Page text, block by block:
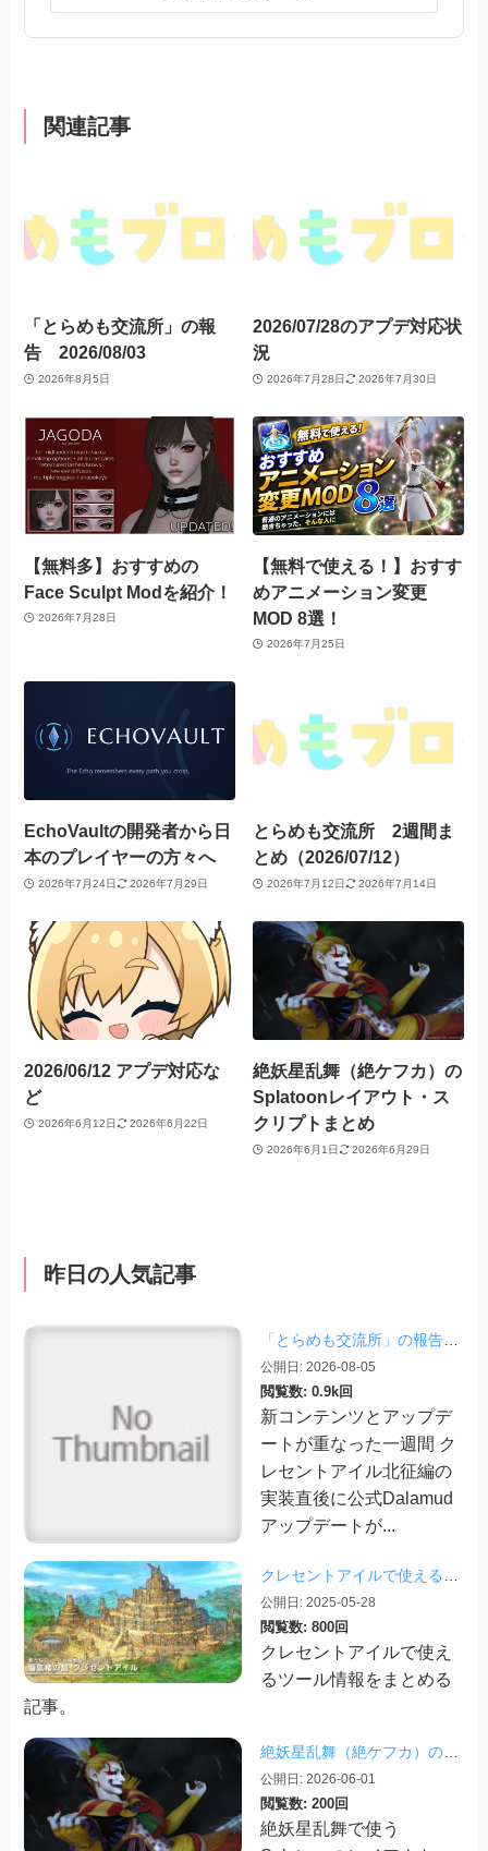
関連記事
「とらめも交流所」の報
告 2026/08/03
2026年8月5日
2026/07/28のアプデ対応状
況
2026年7月28日 2026年7月30日
【無料多】おすすめの
Face Sculpt Modを紹介！
2026年7月28日
【無料で使える！】おすす
めアニメーション変更
MOD 8選！
2026年7月25日
EchoVaultの開発者から日
本のプレイヤーの方々へ
2026年7月24日 2026年7月29日
とらめも交流所 2週間ま
とめ（2026/07/12）
2026年7月12日 2026年7月14日
2026/06/12 アプデ対応な
ど
2026年6月12日 2026年6月22日
絶妖星乱舞（絶ケフカ）の
Splatoonレイアウト・ス
クリプトまとめ
2026年6月1日 2026年6月29日
昨日の人気記事
「とらめも交流所」の報告 2026/08/03
公開日: 2026-08-05
閲覧数: 0.9k回
新コンテンツとアップデ
ートが重なった一週間 ク
レセントアイル北征編の
実装直後に公式Dalamud
アップデートが...
公開日: 2025-05-28
閲覧数: 800回
クレセントアイルで使え
るツール情報をまとめる
記事。
絶妖星乱舞（絶ケフカ）のSplatoonレイアウト・スクリプトまとめ
公開日: 2026-06-01
閲覧数: 200回
絶妖星乱舞で使う